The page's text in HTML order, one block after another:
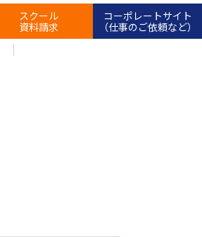
スクール
資料請求
コーポレートサイト
（仕事のご依頼など）